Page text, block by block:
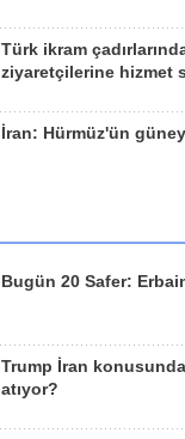
Türk ikram
ziyaretçilerine hizmet
İran: Hürmüz'ün
Bugün 20 Safer:
Trump İran
atıyor?